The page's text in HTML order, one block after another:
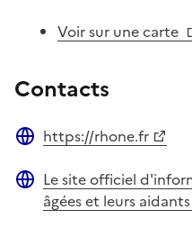
Voir sur une carte
Contacts
https://rhone.fr
Site web
Le site officiel
âgées et leurs aidants